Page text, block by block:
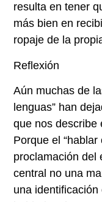
resulta en tener
más bien en
ropaje de la
Reflexión
Aún muchas de
lenguas” han
que nos describe
Porque el
proclamación del
central no una
una